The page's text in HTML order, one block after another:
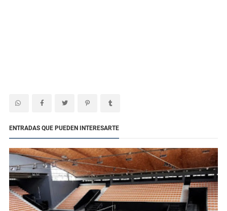
ENTRADAS QUE PUEDEN INTERESARTE